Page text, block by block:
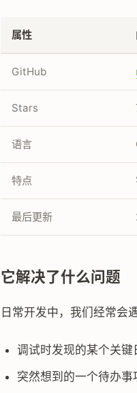
属性
GitHub
Stars
语言
特点
最后更新
它解决了什么问题
日常开发中，我们经常会
调试时发现的某个关键
突然想到的一个待办事